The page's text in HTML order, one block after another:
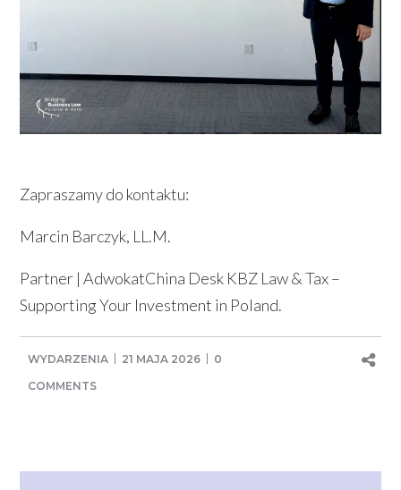
Zapraszamy do kontaktu:
Marcin Barczyk, LL.M.
Partner | AdwokatChina Desk KBZ Law & Tax –
Supporting Your Investment in Poland.
WYDARZENIA 21 MAJA 2026
0
COMMENTS